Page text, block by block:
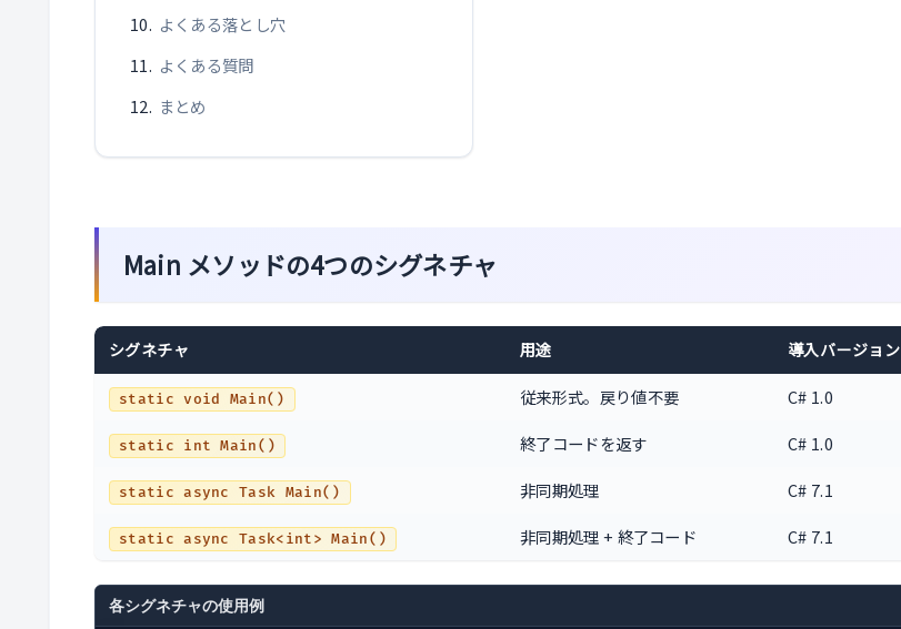
よくある落とし穴
よくある質問
まとめ
Main メソッドの4つのシグネチャ
シグネチャ 用途 導入バージョン
static void Main() 従来形式。戻り値不要 C# 1.0
static int Main() 終了コードを返す C# 1.0
static async Task Main() 非同期処理 C# 7.1
static async Task<int> Main() 非同期処理 + 終了コード C# 7.1
各シグネチャの使用例